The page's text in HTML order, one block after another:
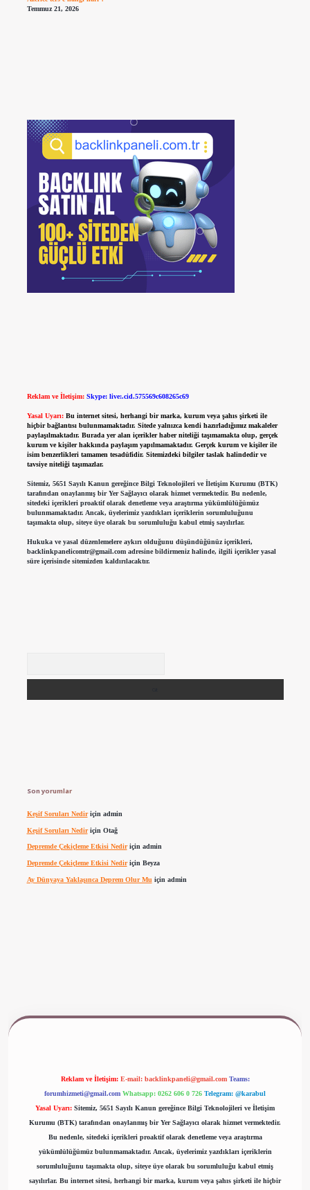
Temmuz 21, 2026
Reklam ve İletişim: Skype: live:.cid.575569c608265c69
Yasal Uyarı: Bu internet sitesi, herhangi bir marka, kurum veya şahıs şirketi ile
hiçbir bağlantısı bulunmamaktadır. Sitede yalnızca kendi hazırladığımız makaleler
paylaşılmaktadır. Burada yer alan içerikler haber niteliği taşımamakta olup, gerçek
kurum ve kişiler hakkında paylaşım yapılmamaktadır. Gerçek kurum ve kişiler ile
isim benzerlikleri tamamen tesadüfidir. Sitemizdeki bilgiler taslak halindedir ve
tavsiye niteliği taşımazlar.
Sitemiz, 5651 Sayılı Kanun gereğince Bilgi Teknolojileri ve İletişim Kurumu (BTK)
tarafından onaylanmış bir Yer Sağlayıcı olarak hizmet vermektedir. Bu nedenle,
sitedeki içerikleri proaktif olarak denetleme veya araştırma yükümlülüğümüz
bulunmamaktadır. Ancak, üyelerimiz yazdıkları içeriklerin sorumluluğunu
taşımakta olup, siteye üye olarak bu sorumluluğu kabul etmiş sayılırlar.
Hukuka ve yasal düzenlemelere aykırı olduğunu düşündüğünüz içerikleri,
backlinkpanelicomtr@gmail.comadresine bildirmeniz halinde, ilgili içerikler yasal
süre içerisinde sitemizden kaldırılacaktır.
Son yorumlar
Keşif Soruları Nediriçin admin
Keşif Soruları Nediriçin Otağ
Depremde Çekiçleme Etkisi Nediriçin admin
Depremde Çekiçleme Etkisi Nediriçin Beyza
Ay Dünyaya Yaklaşınca Deprem Olur Mu için admin
Reklam ve İletişim: E-mail: backlinkpaneli@gmail.com Teams:
forumhizmeti@gmail.com Whatsapp: 0262 606 0 726 Telegram: @karabul
Yasal Uyarı: Sitemiz, 5651 Sayılı Kanun gereğince Bilgi Teknolojileri ve İletişim
Kurumu (BTK) tarafından onaylanmış bir Yer Sağlayıcı olarak hizmet vermektedir.
Bu nedenle, sitedeki içerikleri proaktif olarak denetleme veya araştırma
yükümlülüğümüz bulunmamaktadır. Ancak, üyelerimiz yazdıkları içeriklerin
sorumluluğunu taşımakta olup, siteye üye olarak bu sorumluluğu kabul etmiş
sayılırlar. Bu internet sitesi, herhangi bir marka, kurum veya şahıs şirketi ile hiçbir